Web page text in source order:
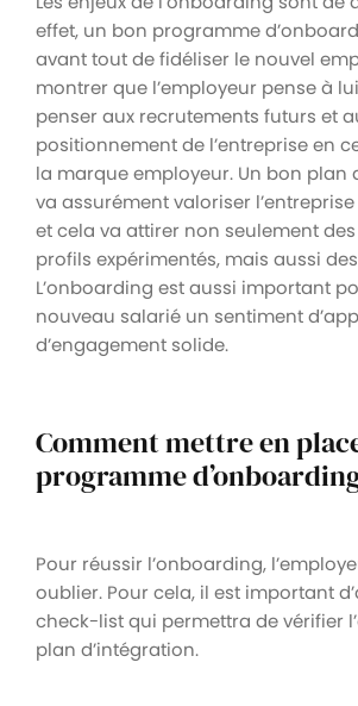
effet, un bon programme
avant tout de fidéliser le nouvel
montrer que l’employeur pense à
penser aux recrutements futurs et
positionnement de l’entreprise en
la marque employeur. Un bon plan
va assurément valoriser
et cela va attirer non seulement
profils expérimentés, mais aussi
L’onboarding est aussi important
nouveau salarié un sentiment
d’engagement solide.
Comment mettre en
programme
Pour réussir l’onboarding,
oublier. Pour cela, il est important
check-list qui permettra de vérifier
plan d’intégration.